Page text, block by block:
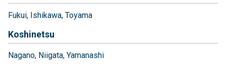
Fukui Ishikawa Toyama
Koshinetsu
Nagano Niigata Yamanashi